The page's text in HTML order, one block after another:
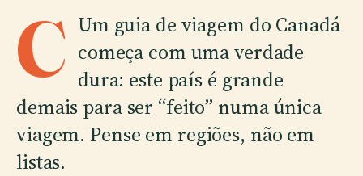
C Um guia de viagem do Canadá
começa com uma verdade
dura: este país é grande
demais para ser “feito” numa única
viagem. Pense em regiões, não em
listas.